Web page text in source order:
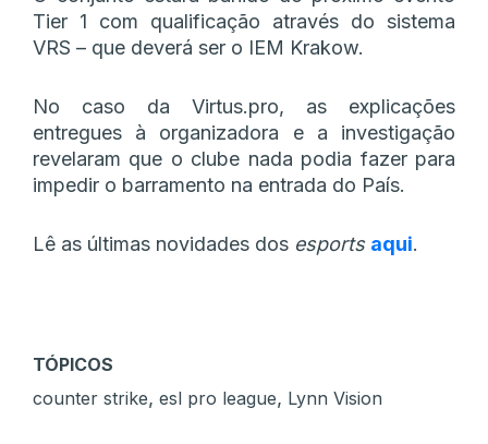
Tier 1 com qualificação através do sistema
VRS – que deverá ser o IEM Krakow.
No caso da Virtus.pro, as explicações
entregues à organizadora e a investigação
revelaram que o clube nada podia fazer para
impedir o barramento na entrada do País.
Lê as últimas novidades dos esports aqui.
TÓPICOS
counter strike, esl pro league, Lynn Vision